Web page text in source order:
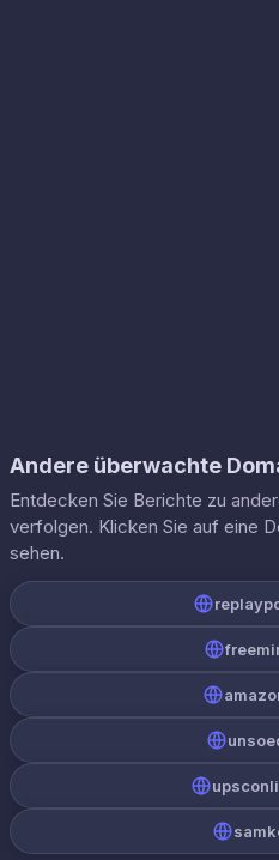
Andere überwachte
Entdecken Sie Berichte zu
verfolgen. Klicken Sie auf eine
sehen.